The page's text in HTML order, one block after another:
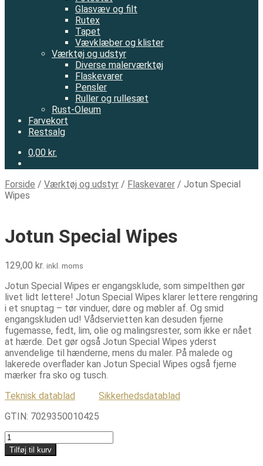
Glasvæv og filt
Rutex
Tapet
Vævklæber og klister
Værktøj og udstyr
Diverse malerværktøj
Flaskevarer
Pensler
Ruller og rullesæt
Rust-Oleum
Farvekort
Restsalg
0,00 kr.
Forside / Værktøj og udstyr / Flaskevarer / Jotun Special
Wipes
Jotun Special Wipes
129,00 kr. inkl. moms
Jotun Special Wipes er engangsklude, som simpelthen gør
livet lidt lettere! Jotun Special Wipes klarer lettere rengøring
i et snuptag – tør vinduer, døre og møbler af. Og smid
engangskluden ud! Vådservietten kan desuden fjerne
fugemasse, fedt, lim, olie og malingsrester, som ikke er nået
at hærde. Det gør også Jotun Special Wipes yderst
anvendelige til hænderne, mens du maler. På malede og
lakerede overflader kan Jotun Special Wipes også fjerne
mærker fra sko og tusch.
Teknisk datablad
Sikkerhedsdatablad
GTIN: 7029350010425
Jotun
Special
Wipes
Tilføj til kurv